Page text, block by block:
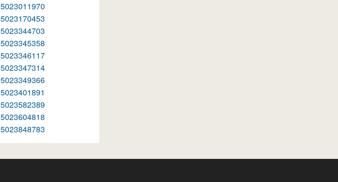
5023011970
5023170453
5023344703
5023345358
5023346117
5023347314
5023349366
5023401891
5023582389
5023604818
5023848783